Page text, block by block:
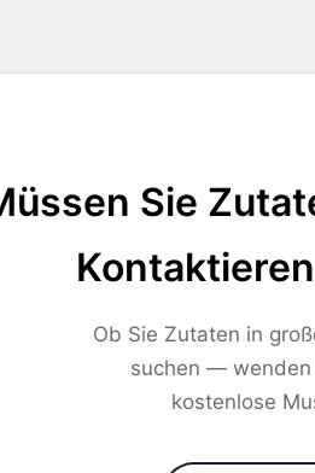
Sie
Ob Sie Zutaten in
suchen — wenden
kostenlose